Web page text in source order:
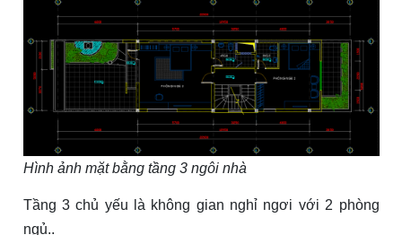
Hình ảnh mặt bằng tầng 3 ngôi nhà
Tầng 3 chủ yếu là không gian nghỉ ngơi với 2 phòng
ngủ..